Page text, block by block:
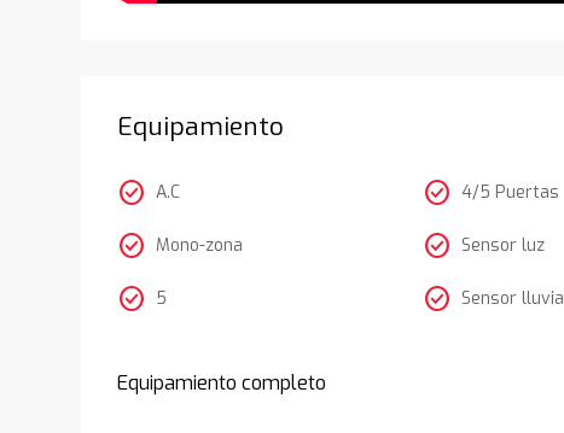
Equipamiento
check_circle A.C
check_circle Mono-zona
check_circle 5
check_circle 4/5 Puertas
check_circle Sensor luz
check_circle Sensor lluvia
Equipamiento completo